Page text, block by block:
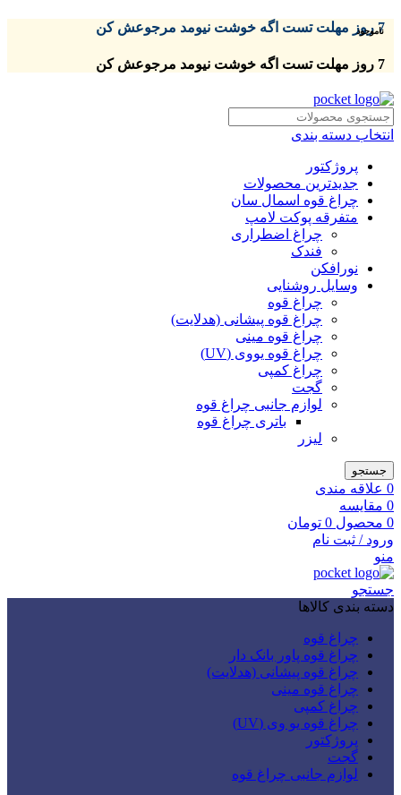
7 روز مهلت تست اگه خوشت نیومد مرجوعش کن
7 روز مهلت تست اگه خوشت نیومد مرجوعش کن
انتخاب دسته بندی
پروژکتور
جدیدترین محصولات
چراغ قوه اسمال سان
متفرقه پوکت لامپ
چراغ اضطراری
فندک
نورافکن
وسایل روشنایی
چراغ قوه
چراغ قوه پیشانی (هدلایت)
چراغ قوه مینی
چراغ قوه یووی (UV)
چراغ کمپی
گجت
لوازم جانبی چراغ قوه
باتری چراغ قوه
لیزر
جستجو
0 علاقه مندی
0 مقایسه
0 محصول 0 تومان
ورود / ثبت نام
منو
جستجو
دسته بندی کالاها
چراغ قوه
چراغ قوه پاور بانک دار
چراغ قوه پیشانی (هدلایت)
چراغ قوه مینی
چراغ کمپی
چراغ قوه یو وی (UV)
پروژکتور
گجت
لوازم جانبی چراغ قوه
ناموجود